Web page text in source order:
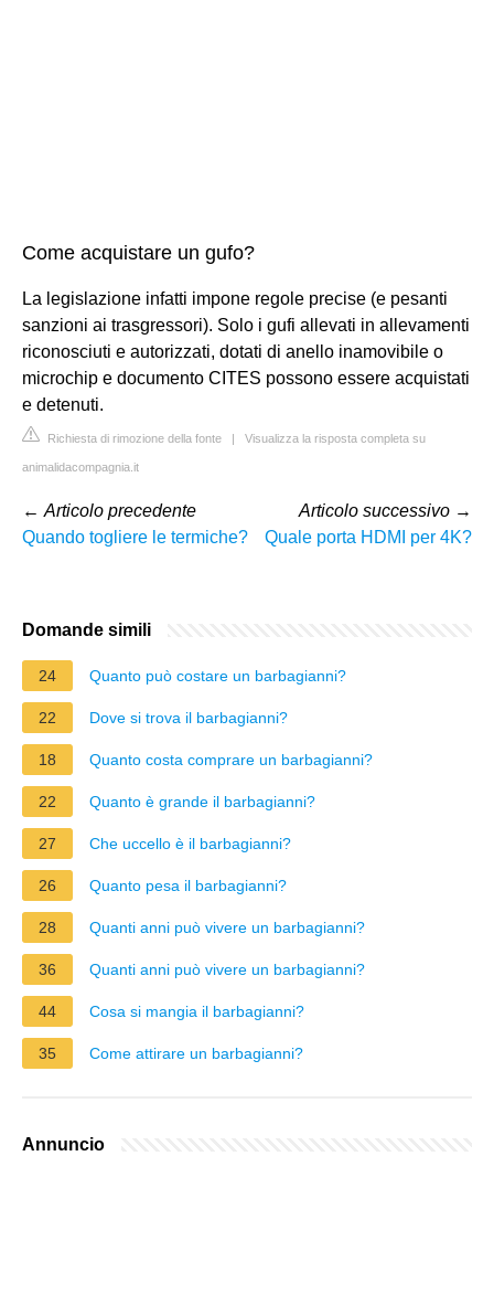
Come acquistare un gufo?
La legislazione infatti impone regole precise (e pesanti
sanzioni ai trasgressori). Solo i gufi allevati in allevamenti
riconosciuti e autorizzati, dotati di anello inamovibile o
microchip e documento CITES possono essere acquistati
e detenuti.
Richiesta di rimozione della fonte | Visualizza la risposta completa su
animalidacompagnia.it
← Articolo precedente
Quando togliere le termiche?
Articolo successivo →
Quale porta HDMI per 4K?
Domande simili
24 Quanto può costare un barbagianni?
22 Dove si trova il barbagianni?
18 Quanto costa comprare un barbagianni?
22 Quanto è grande il barbagianni?
27 Che uccello è il barbagianni?
26 Quanto pesa il barbagianni?
28 Quanti anni può vivere un barbagianni?
36 Quanti anni può vivere un barbagianni?
44 Cosa si mangia il barbagianni?
35 Come attirare un barbagianni?
Annuncio